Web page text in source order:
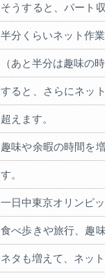
そうすると、パート
半分くらいネット作業
（あと半分は趣味の
すると、さらにネッ
超えます。
趣味や余暇の時間を
す。
一日中東京オリンピ
食べ歩きや旅行、趣
ネタも増えて、ネッ